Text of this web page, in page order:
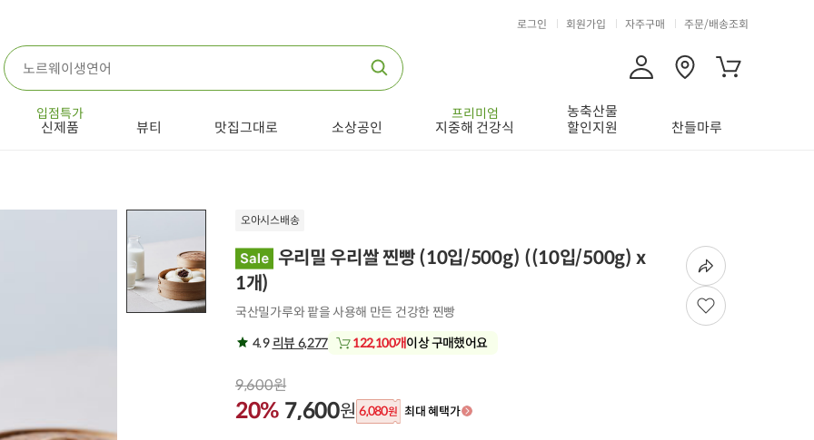
로그인 회원가입 자주구매 주문/배송조회
입점특가
신제품 뷰티 맛집그대로 소상공인
프리미엄
지중해 건강식
농축산물
할인지원
찬들마루
오아시스배송
우리밀 우리쌀 찐빵 (10입/500g) ((10입/500g) x
1개)
국산밀가루와 팥을 사용해 만든 건강한 찐빵
4.9 리뷰 6,277 122,100개이상 구매했어요
9,600원
20% 7,600원 6,080원 최대 혜택가